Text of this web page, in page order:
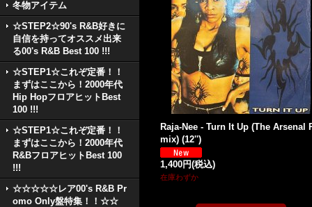
冬物アイテム
☆STEP2☆90's R&B好きに
自信を持ってオススメ出来
る00's R&B Best 100 !!!
☆STEP1☆これぞ定番！！
まずはここから！2000年代
Hip HopフロアヒットBest
100 !!!
☆STEP1☆これぞ定番！！
まずはここから！2000年代
R&BフロアヒットBest 100
!!!
☆☆☆☆☆レア00's R&B Pr
omo Only盤特集！！☆☆
Raja-Nee - Turn It Up (The Arsenal
mix) (12'')
1,400円(税込)
在庫わずか